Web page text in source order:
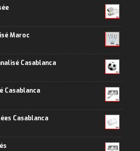
Maroc
Casablanca
Casablanca
Casablanca